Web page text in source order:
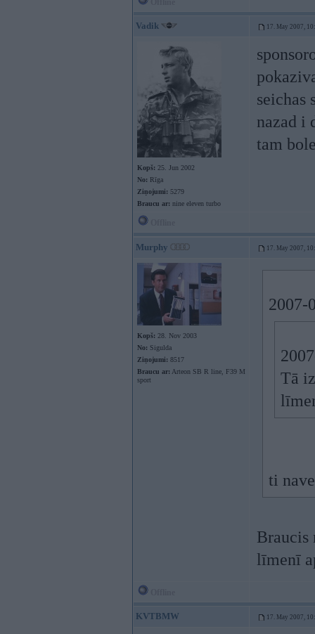
Vadik 17. May 2007,
Kopš: 25. Jun 2002
No: Rīga
Ziņojumi: 5279
Braucu ar: nine eleven turbo
seichas
nazad i
tam
Murphy 17. May 2007,
Kopš: 28. Nov 2003
No: Sigulda
Ziņojumi: 8517
Braucu ar: Arteon SB R line, F39 M
sport
2007-
Tā
ti
Braucis
līmenī
KVTBMW 17. May 2007,